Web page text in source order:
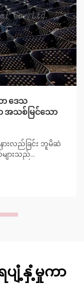
ဒေသ
အသစ်မြင်သော
ားလည်ခြင်း ဘူမိဆဲ
ျားသည်
ြုသည့် အလေးချိန်
င်ဂျင်နီယာများက
ပျံ့နှံ့မှုကာ